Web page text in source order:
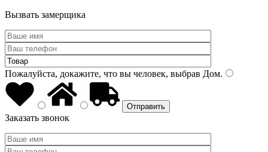
Вызвать замерщика
Пожалуйста, докажите, что вы человек, выбрав Дом.
Заказать звонок